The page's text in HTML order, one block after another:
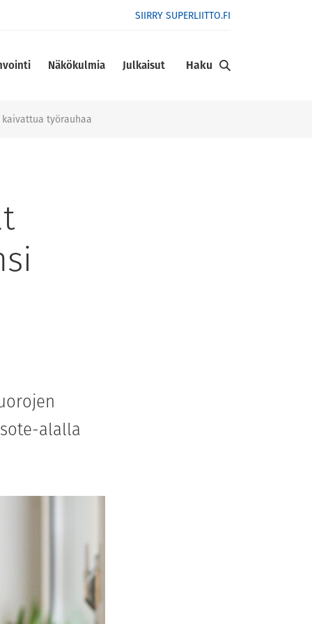
SIIRRY SUPERLIITTO.FI
Näkökulmia Julkaisut Haku
työrauhaa
alalla